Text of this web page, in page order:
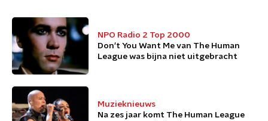
NPO Radio 2 Top 2000
Don't You Want Me van The Human
League was bijna niet uitgebracht
Muzieknieuws
Na zes jaar komt The Human League